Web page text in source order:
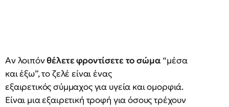
Αν λοιπόνθέλετε φροντίσετε το σώμα “μέσα
και έξω”, το ζελέ είναι ένας
εξαιρετικός σύμμαχος για υγεία και ομορφιά.
Είναι μια εξαιρετική τροφή για όσους τρέχουν